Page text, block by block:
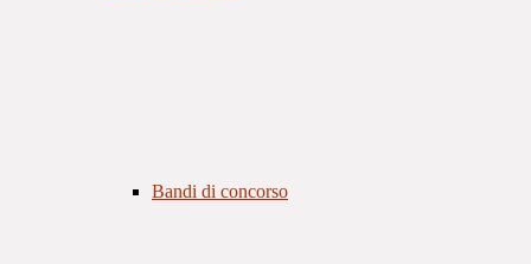
Bandi di concorso